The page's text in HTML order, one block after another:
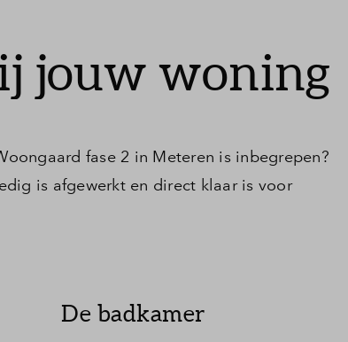
jouw woning
fase 2 in Meteren is inbegrepen?
is afgewerkt en direct klaar is voor
De badkamer